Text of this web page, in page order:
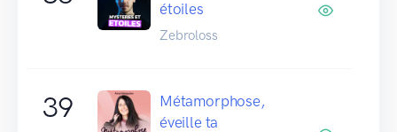
étoiles
Zebroloss
39
Métamorphose,
éveille ta